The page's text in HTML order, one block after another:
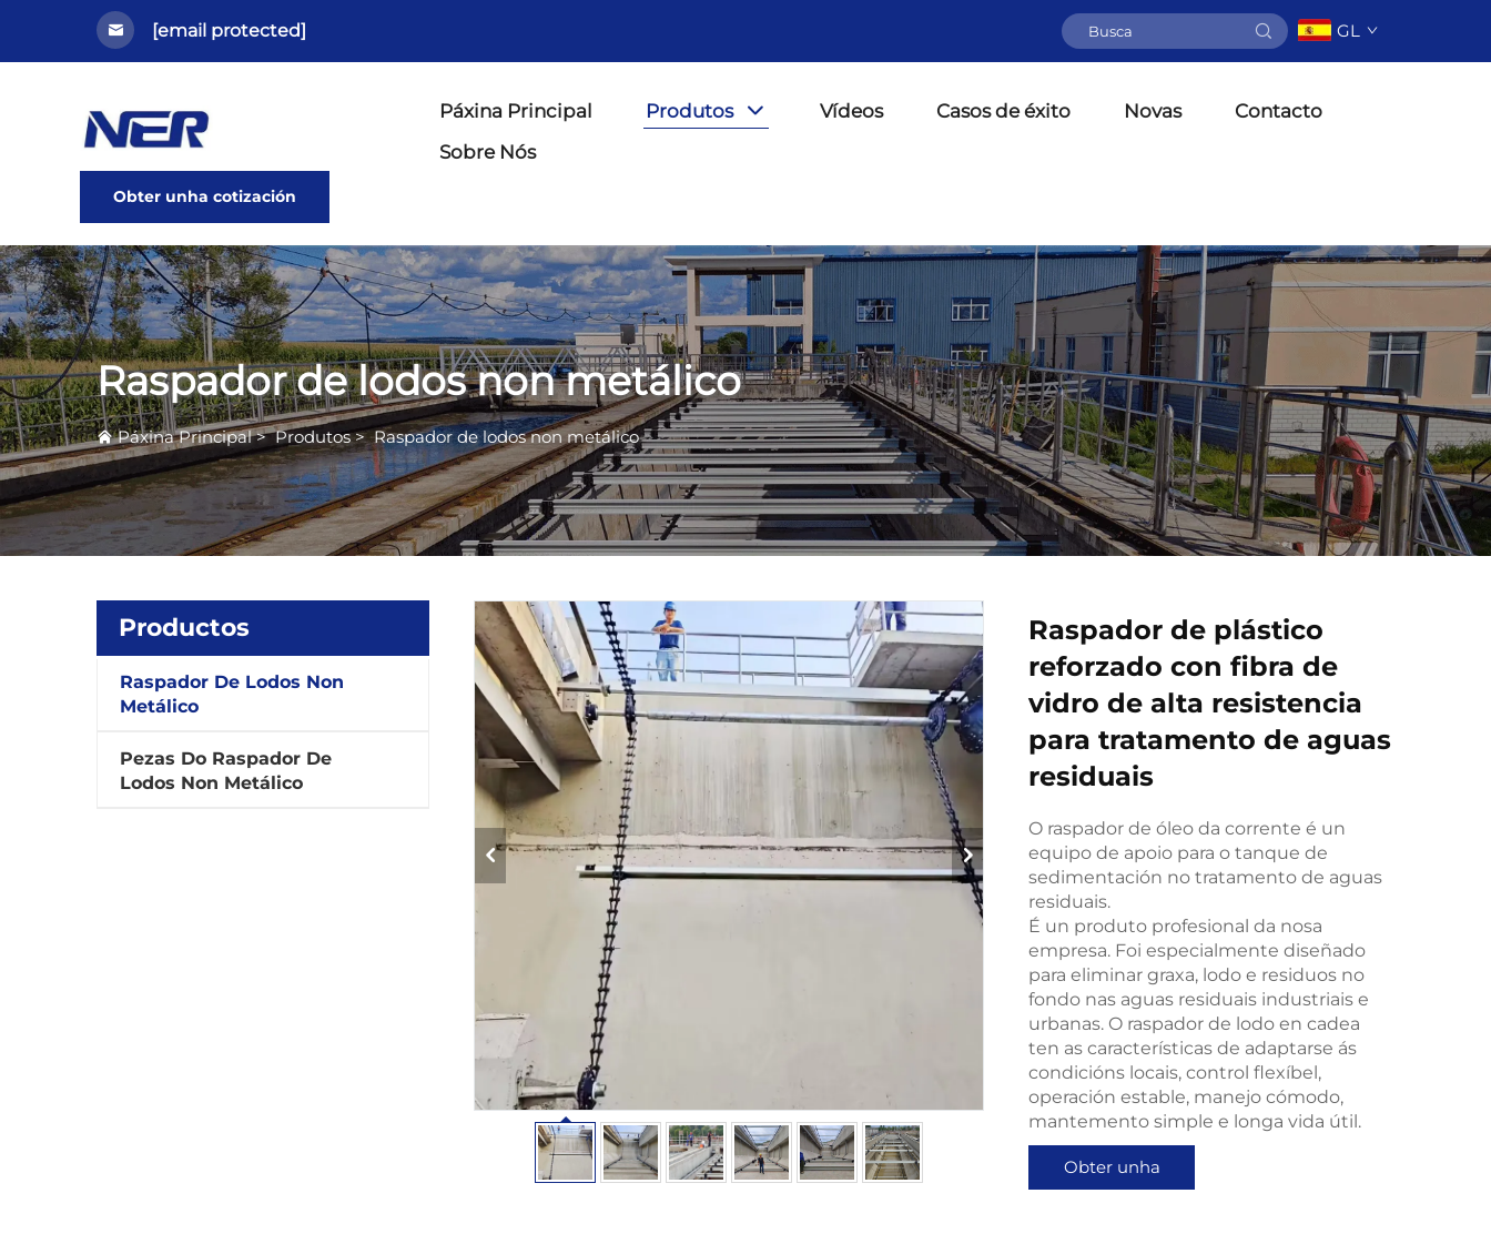
[email protected] GL
Páxina Principal Produtos Vídeos Casos de éxito Novas
Contacto
Sobre Nós
Obter unha cotización
Raspador de lodos non metálico
Páxina Principal>Produtos>Raspador de lodos non metálico
Productos
Raspador De Lodos Non
Metálico
Pezas Do Raspador De
Lodos Non Metálico
Raspador de plástico
reforzado con fibra de
vidro de alta resistencia
para tratamento de aguas
residuais
O raspador de óleo da corrente é un
equipo de apoio para o tanque de
sedimentación no tratamento de aguas
residuais.
É un produto profesional da nosa
empresa. Foi especialmente diseñado
para eliminar graxa, lodo e residuos no
fondo nas aguas residuais industriais e
urbanas. O raspador de lodo en cadea
ten as características de adaptarse ás
condicións locais, control flexíbel,
operación estable, manejo cómodo,
mantemento simple e longa vida útil.
Obter unha